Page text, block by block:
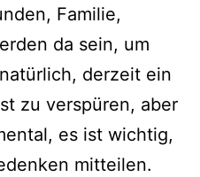
Familie,
da sein, um
derzeit ein
zu verspüren, aber
es ist wichtig,
mitteilen.